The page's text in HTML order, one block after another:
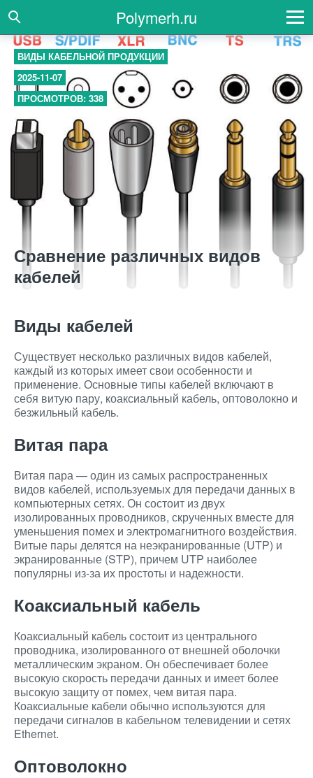
Polymerh.ru
ВИДЫ КАБЕЛЬНОЙ ПРОДУКЦИИ
2025-11-07
ПРОСМОТРОВ: 338
Сравнение различных видов
кабелей
Виды кабелей
Существует несколько различных видов кабелей,
каждый из которых имеет свои особенности и
применение. Основные типы кабелей включают в
себя витую пару, коаксиальный кабель, оптоволокно и
безжильный кабель.
Витая пара
Витая пара — один из самых распространенных
видов кабелей, используемых для передачи данных в
компьютерных сетях. Он состоит из двух
изолированных проводников, скрученных вместе для
уменьшения помех и электромагнитного воздействия.
Витые пары делятся на неэкранированные (UTP) и
экранированные (STP), причем UTP наиболее
популярны из-за их простоты и надежности.
Коаксиальный кабель
Коаксиальный кабель состоит из центрального
проводника, изолированного от внешней оболочки
металлическим экраном. Он обеспечивает более
высокую скорость передачи данных и имеет более
высокую защиту от помех, чем витая пара.
Коаксиальные кабели обычно используются для
передачи сигналов в кабельном телевидении и сетях
Ethernet.
Оптоволокно